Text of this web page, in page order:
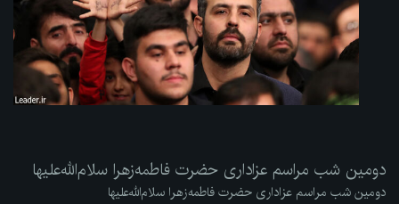
دومین شب مراسم عزاداری حضرت فاطمه‌زهرا سلام‌الله‌علیها
دومین شب مراسم عزاداری حضرت فاطمه‌زهرا سلام‌الله‌علیها